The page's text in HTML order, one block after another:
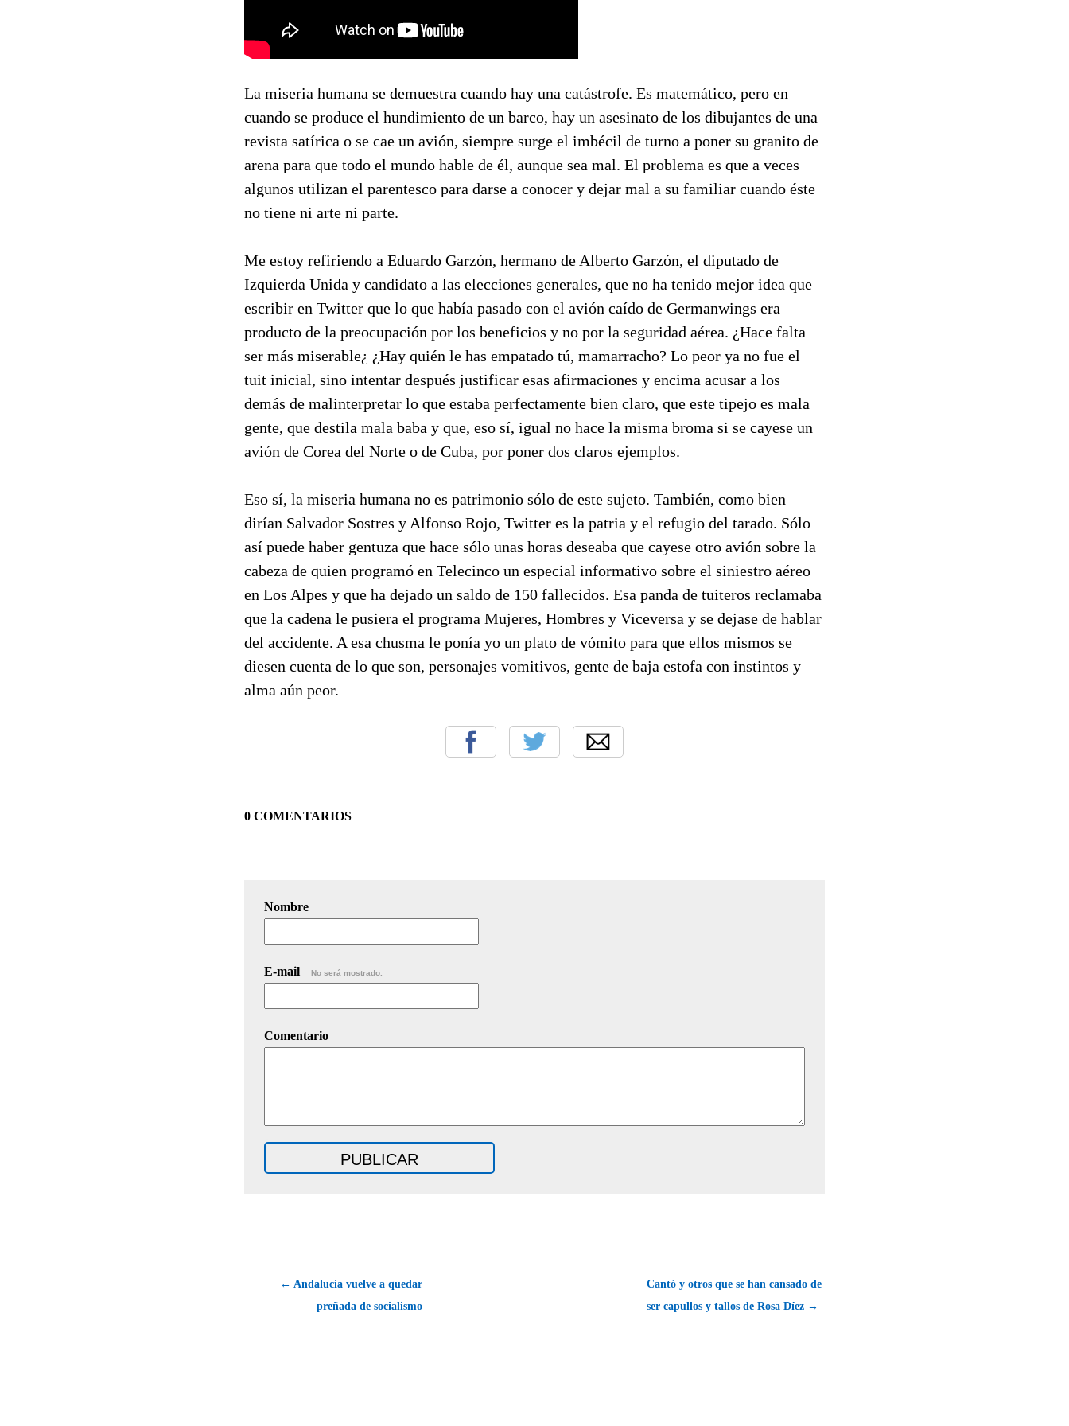
La miseria humana se demuestra cuando hay una catástrofe. Es matemático, pero en
cuando se produce el hundimiento de un barco, hay un asesinato de los dibujantes de una
revista satírica o se cae un avión, siempre surge el imbécil de turno a poner su granito de
arena para que todo el mundo hable de él, aunque sea mal. El problema es que a veces
algunos utilizan el parentesco para darse a conocer y dejar mal a su familiar cuando éste
no tiene ni arte ni parte.
Me estoy refiriendo a Eduardo Garzón, hermano de Alberto Garzón, el diputado de
Izquierda Unida y candidato a las elecciones generales, que no ha tenido mejor idea que
escribir en Twitter que lo que había pasado con el avión caído de Germanwings era
producto de la preocupación por los beneficios y no por la seguridad aérea. ¿Hace falta
ser más miserable¿ ¿Hay quién le has empatado tú, mamarracho? Lo peor ya no fue el
tuit inicial, sino intentar después justificar esas afirmaciones y encima acusar a los
demás de malinterpretar lo que estaba perfectamente bien claro, que este tipejo es mala
gente, que destila mala baba y que, eso sí, igual no hace la misma broma si se cayese un
avión de Corea del Norte o de Cuba, por poner dos claros ejemplos.
Eso sí, la miseria humana no es patrimonio sólo de este sujeto. También, como bien
dirían Salvador Sostres y Alfonso Rojo, Twitter es la patria y el refugio del tarado. Sólo
así puede haber gentuza que hace sólo unas horas deseaba que cayese otro avión sobre la
cabeza de quien programó en Telecinco un especial informativo sobre el siniestro aéreo
en Los Alpes y que ha dejado un saldo de 150 fallecidos. Esa panda de tuiteros reclamaba
que la cadena le pusiera el programa Mujeres, Hombres y Viceversa y se dejase de hablar
del accidente. A esa chusma le ponía yo un plato de vómito para que ellos mismos se
diesen cuenta de lo que son, personajes vomitivos, gente de baja estofa con instintos y
alma aún peor.
0 COMENTARIOS
Nombre
E-mail No será mostrado.
Comentario
← Andalucía vuelve a quedar
preñada de socialismo
Cantó y otros que se han cansado de
ser capullos y tallos de Rosa Díez →